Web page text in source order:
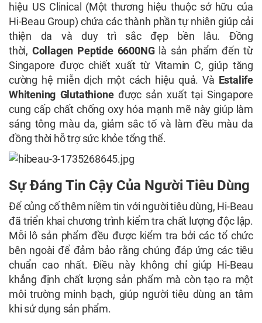
hiệu US Clinical (Một thương hiệu thuộc sở hữu của
Hi-Beau Group) chứa các thành phần tự nhiên giúp cải
thiện da và duy trì sắc đẹp bền lâu. Đồng
thời, Collagen Peptide 6600NG là sản phẩm đến từ
Singapore được chiết xuất từ Vitamin C, giúp tăng
cường hệ miễn dịch một cách hiệu quả. Và Estalife
Whitening Glutathioneđược sản xuất tại Singapore
cung cấp chất chống oxy hóa mạnh mẽ này giúp làm
sáng tông màu da, giảm sắc tố và làm đều màu da
đồng thời hỗ trợ sức khỏe tổng thể.
Sự Đáng Tin Cậy Của Người Tiêu Dùng
Để củng cố thêm niềm tin với người tiêu dùng, Hi-Beau
đã triển khai chương trình kiểm tra chất lượng độc lập.
Mỗi lô sản phẩm đều được kiểm tra bởi các tổ chức
bên ngoài để đảm bảo rằng chúng đáp ứng các tiêu
chuẩn cao nhất. Điều này không chỉ giúp Hi-Beau
khẳng định chất lượng sản phẩm mà còn tạo ra một
môi trường minh bạch, giúp người tiêu dùng an tâm
khi sử dụng sản phẩm.